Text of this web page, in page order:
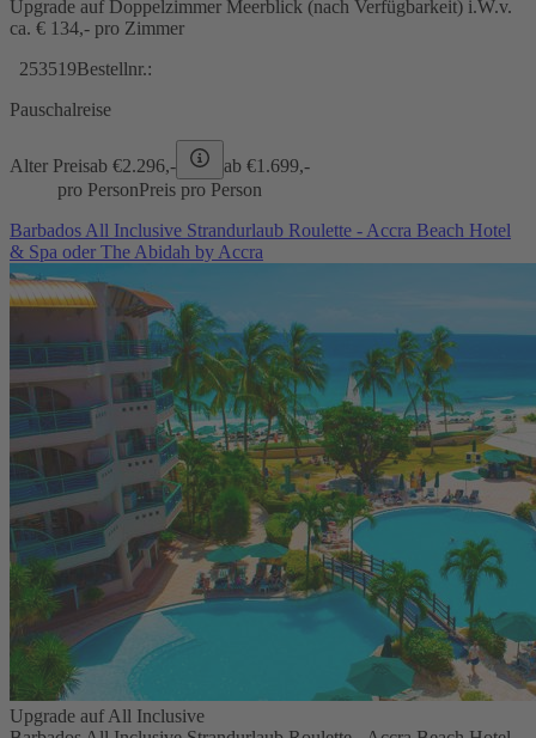
Upgrade auf Doppelzimmer Meerblick (nach Verfügbarkeit) i.W.v.
ca. € 134,- pro Zimmer
253519Bestellnr.:
Pauschalreise
Alter Preisab €2.296,- ab €1.699,-
pro PersonPreis pro Person
Barbados All Inclusive Strandurlaub Roulette - Accra Beach Hotel
& Spa oder The Abidah by Accra
Upgrade auf All Inclusive